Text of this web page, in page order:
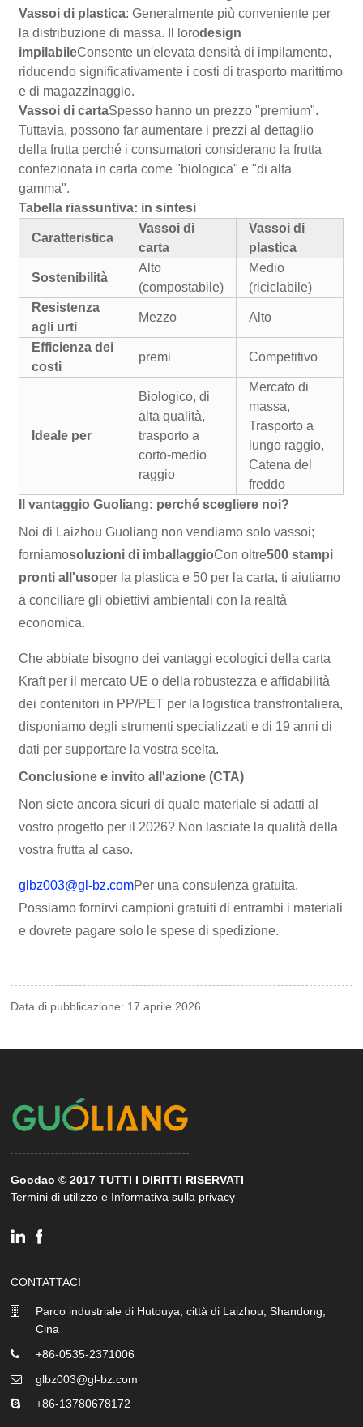
Vassoi di plastica: Generalmente più conveniente per
la distribuzione di massa. Il lorodesign
impilabileConsente un'elevata densità di impilamento,
riducendo significativamente i costi di trasporto marittimo
e di magazzinaggio.
Vassoi di cartaSpesso hanno un prezzo "premium".
Tuttavia, possono far aumentare i prezzi al dettaglio
della frutta perché i consumatori considerano la frutta
confezionata in carta come "biologica" e "di alta
gamma".
Tabella riassuntiva: in sintesi
Caratteristica
Vassoi di
carta
Vassoi di
plastica
Sostenibilità
Alto
(compostabile)
Medio
(riciclabile)
Resistenza
agli urti
Mezzo Alto
Efficienza dei
costi
premi Competitivo
Ideale per
Biologico, di
alta qualità,
trasporto a
corto-medio
raggio
Mercato di
massa,
Trasporto a
lungo raggio,
Catena del
freddo
Il vantaggio Guoliang: perché scegliere noi?
Noi di Laizhou Guoliang non vendiamo solo vassoi;
forniamosoluzioni di imballaggioCon oltre500 stampi
pronti all'usoper la plastica e 50 per la carta, ti aiutiamo
a conciliare gli obiettivi ambientali con la realtà
economica.
Che abbiate bisogno dei vantaggi ecologici della carta
Kraft per il mercato UE o della robustezza e affidabilità
dei contenitori in PP/PET per la logistica transfrontaliera,
disponiamo degli strumenti specializzati e di 19 anni di
dati per supportare la vostra scelta.
Conclusione e invito all'azione (CTA)
Non siete ancora sicuri di quale materiale si adatti al
vostro progetto per il 2026? Non lasciate la qualità della
vostra frutta al caso.
glbz003@gl-bz.comPer una consulenza gratuita.
Possiamo fornirvi campioni gratuiti di entrambi i materiali
e dovrete pagare solo le spese di spedizione.
Data di pubblicazione: 17 aprile 2026
Goodao © 2017 TUTTI I DIRITTI RISERVATI
Termini di utilizzo e Informativa sulla privacy
CONTATTACI
Parco industriale di Hutouya, città di Laizhou, Shandong,
Cina
+86-0535-2371006
glbz003@gl-bz.com
+86-13780678172